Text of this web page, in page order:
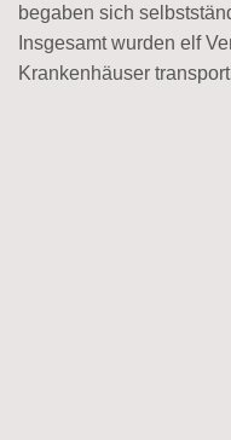
begaben sich
Insgesamt wurden elf
Krankenhäuser